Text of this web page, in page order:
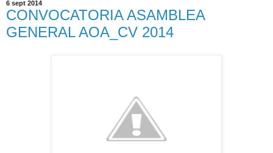
6 sept 2014
CONVOCATORIA ASAMBLEA
GENERAL AOA_CV 2014